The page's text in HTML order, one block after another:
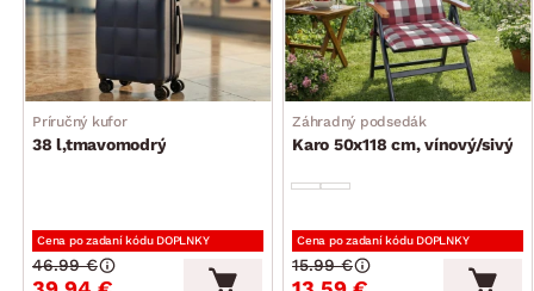
Príručný kufor
38 l,tmavomodrý
Cena po zadaní kódu DOPLNKY
46.99 €
Záhradný podsedák
Karo 50x118 cm, vínový/sivý
Cena po zadaní kódu DOPLNKY
15.99 €